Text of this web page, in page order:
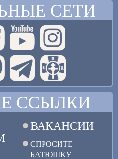
СЕТИ
ССЫЛКИ
ВАКАНСИИ
СПРОСИТЕ
БАТЮШКУ